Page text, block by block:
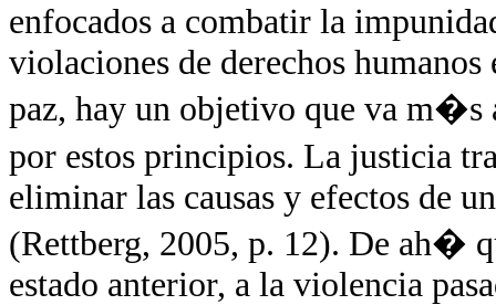
enfocados a combatir la
violaciones de derechos
paz, hay un objetivo que va
por estos principios. La justicia
eliminar las causas y efectos de
(Rettberg, 2005, p. 12). De ah�
estado anterior, a la violencia